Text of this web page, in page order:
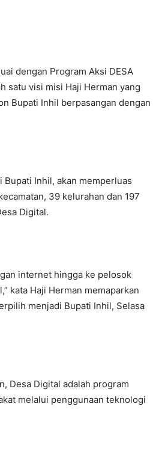
dengan Program Aksi DESA
satu visi misi Haji Herman yang
Bupati Inhil berpasangan dengan
Inhil, akan memperluas
39 kelurahan dan 197
Digital.
internet hingga ke pelosok
kata Haji Herman memaparkan
menjadi Bupati Inhil, Selasa
Desa Digital adalah program
melalui penggunaan teknologi